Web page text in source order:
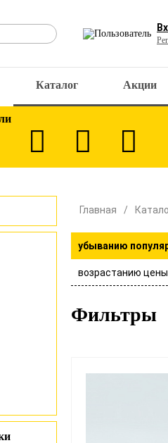
Каталог Акции
Главная
убыванию
возрастанию цены
Фильтры